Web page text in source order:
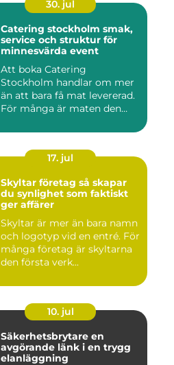
30. jul
Catering stockholm smak,
service och struktur för
minnesvärda event
Att boka Catering
Stockholm handlar om mer
än att bara få mat levererad.
För många är maten den
17. jul
Skyltar företag så skapar
du synlighet som faktiskt
ger affärer
Skyltar är mer än bara namn
och logotyp vid en entré. För
många företag är skyltarna
den första verk...
10. jul
Säkerhetsbrytare en
avgörande länk i en trygg
elanläggning